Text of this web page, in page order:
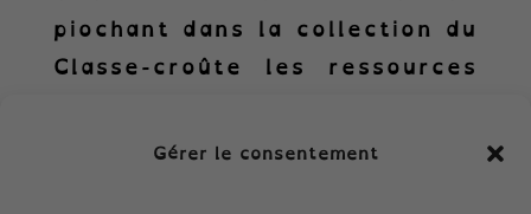
Gérer le consentement
piochant dans la collection du
Classe-croûte les ressources
elles. Ainsi elle diversifie ses